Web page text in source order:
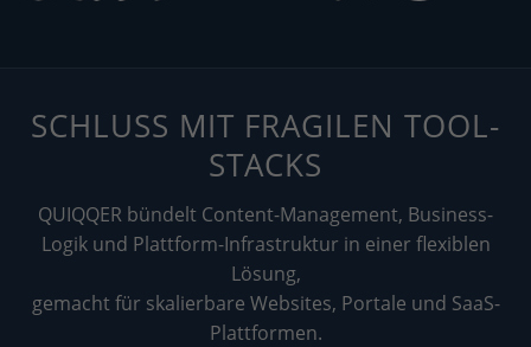
SCHLUSS MIT FRAGILEN TOOL-
STACKS
QUIQQER bündelt Content-Management, Business-
Logik und Plattform-Infrastruktur in einer flexiblen
Lösung,
gemacht für skalierbare Websites, Portale und SaaS-
Plattformen.